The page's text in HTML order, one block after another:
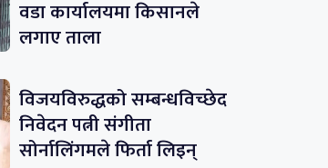
वडा कार्यालयमा किसानले
लगाए ताला
विजयविरुद्धको सम्बन्धविच्छेद
निवेदन पत्नी संगीता
सोर्नालिंगमले फिर्ता लिइन्